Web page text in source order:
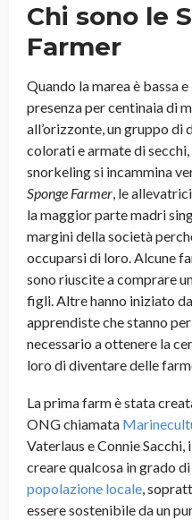
Chi sono le
Farmer
Quando la marea è bassa
presenza per centinaia di
all’orizzonte, un gruppo di
colorati e armate di
snorkeling si incammina
Sponge Farmer, le
la maggior parte madri
margini della società
occuparsi di loro. Alcune
sono riuscite a comprare
figli. Altre hanno iniziato
apprendiste che stanno
necessario a ottenere la
loro di diventare delle
La prima farm è stata
ONG chiamata
Vaterlaus e Connie
creare qualcosa in grado di
popolazione locale,
essere sostenibile da un